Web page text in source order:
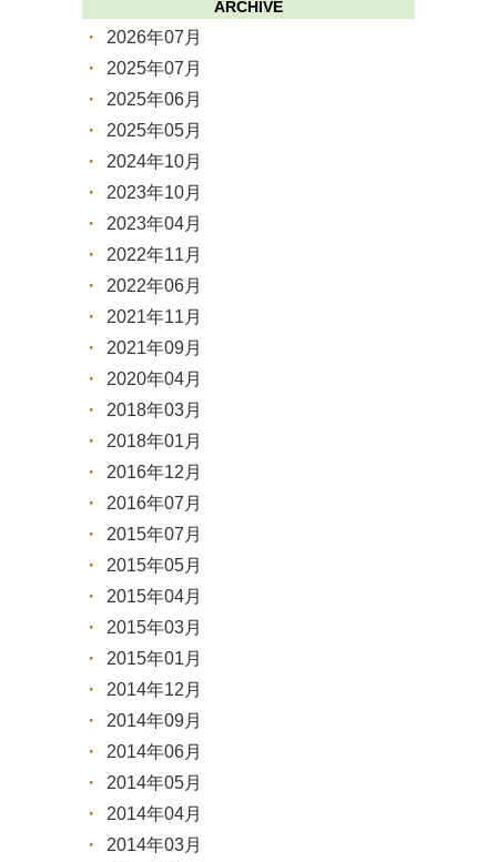
ARCHIVE
2026年07月
2025年07月
2025年06月
2025年05月
2024年10月
2023年10月
2023年04月
2022年11月
2022年06月
2021年11月
2021年09月
2020年04月
2018年03月
2018年01月
2016年12月
2016年07月
2015年07月
2015年05月
2015年04月
2015年03月
2015年01月
2014年12月
2014年09月
2014年06月
2014年05月
2014年04月
2014年03月